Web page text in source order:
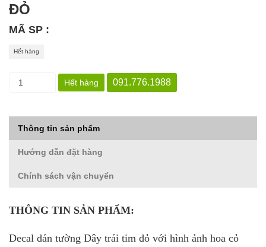
ĐỎ
MÃ SP :
Hết hàng
Hết hàng 091.776.1988
Thông tin sản phẩm
Hướng dẫn đặt hàng
Chính sách vận chuyển
THÔNG TIN SẢN PHẨM:
Decal dán tường Dây trái tim đỏ với hình ảnh hoa cỏ